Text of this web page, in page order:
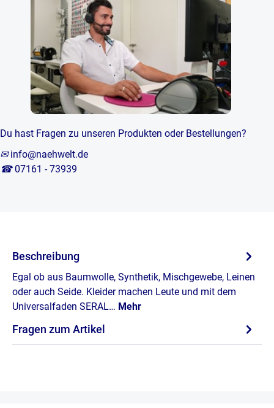
Du hast Fragen zu unseren Produkten oder Bestellungen?
✉ info@naehwelt.de
☎ 07161 - 73939
Beschreibung
Egal ob aus Baumwolle, Synthetik, Mischgewebe, Leinen
oder auch Seide. Kleider machen Leute und mit dem
Universalfaden SERAL… Mehr
Fragen zum Artikel